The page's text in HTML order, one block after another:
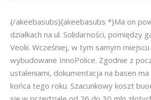
{/akeebasubs}{akeebasubs *}Ma on
działkach na ul. Solidarności, pomiędzy
Veolii. Wcześniej, w tym samym miejscu
wybudowane InnoPolice. Zgodnie z
ustaleniami, dokumentacja na basen
końca tego roku. Szacunkowy koszt